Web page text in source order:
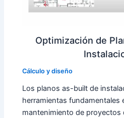
Optimización de
Cálculo y diseño
Los planos as-built de
herramientas fundamentales
mantenimiento de